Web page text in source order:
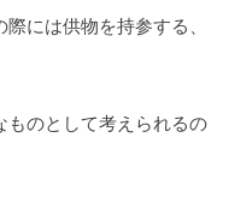
には供物を持参する、
ものとして考えられるの